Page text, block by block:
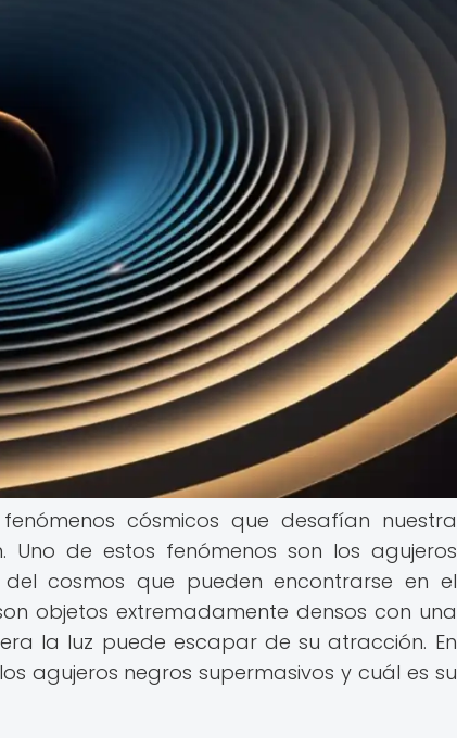
cósmicos que desafían nuestra
Uno de estos fenómenos son los agujeros
cosmos que pueden encontrarse en el
objetos extremadamente densos con una
la luz puede escapar de su atracción. En
agujeros negros supermasivos y cuál es su